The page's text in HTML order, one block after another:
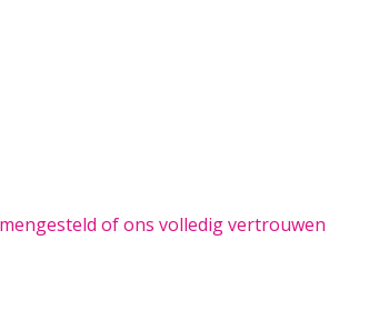
of ons volledig vertrouwen